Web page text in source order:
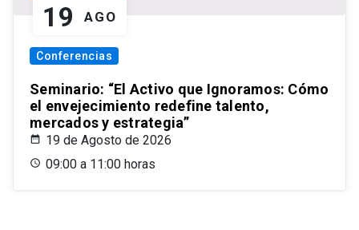
19 AGO
Conferencias
Seminario: “El Activo que Ignoramos: Cómo
el envejecimiento redefine talento,
mercados y estrategia”
19 de Agosto de 2026
09:00 a 11:00 horas